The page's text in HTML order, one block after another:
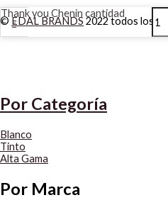
©EDAL BRANDS 2022 todos los
-
Thank you Chenin cantidad
Por Categoría
Blanco
Tinto
Alta Gama
Por Marca